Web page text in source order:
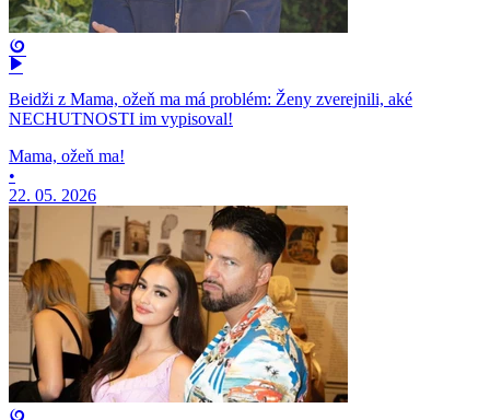
Beidži z Mama, ožeň ma má problém: Ženy zverejnili, aké
NECHUTNOSTI im vypisoval!
Mama, ožeň ma!
•
22. 05. 2026